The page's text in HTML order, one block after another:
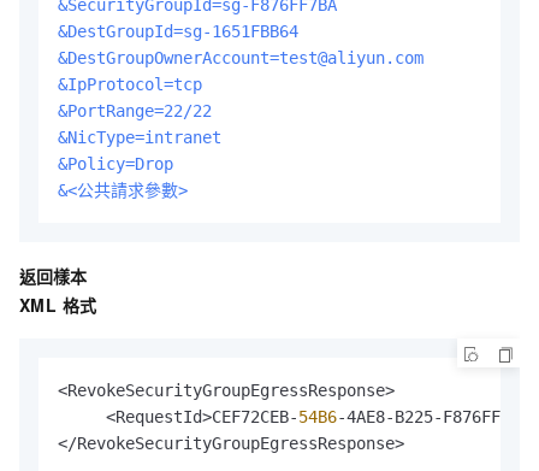
&SecurityGroupId=sg-F876FF7BA
&DestGroupId=sg-1651FBB64
&DestGroupOwnerAccount=test@aliyun.com
&IpProtocol=tcp
&PortRange=22/22
&NicType=intranet
&Policy=Drop
&<公共請求參數>
返回樣本
XML 格式
<RevokeSecurityGroupEgressResponse>
     <RequestId>CEF72CEB-
54B6-4AE8-B225-
</RevokeSecurityGroupEgressResponse>